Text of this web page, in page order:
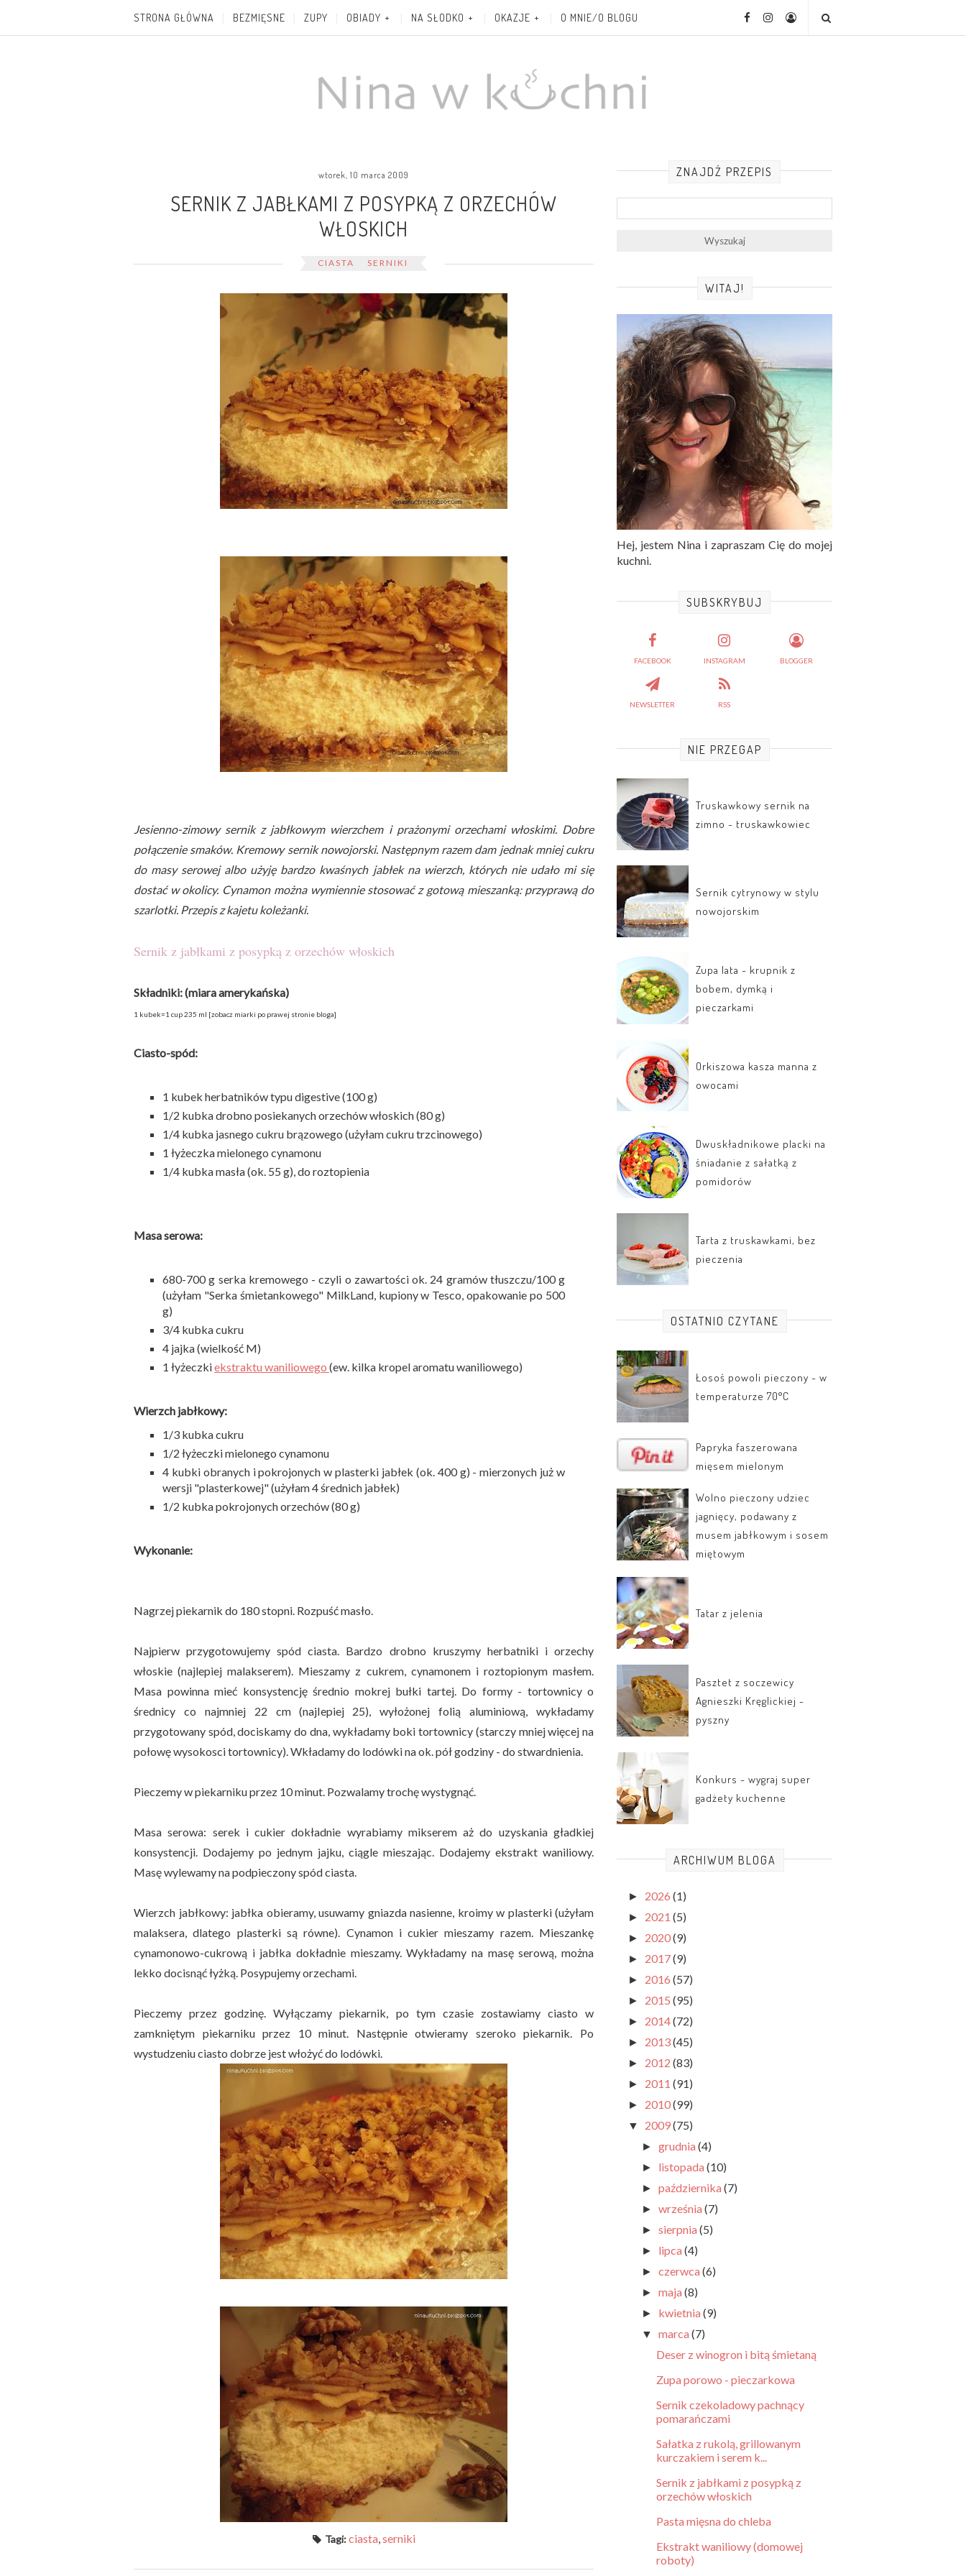
STRONA GŁÓWNA BEZMIĘSNE ZUPY OBIADY NA SŁODKO OKAZJE O MNIE/O BLOGU
wtorek, 10 marca 2009
SERNIK Z JABŁKAMI Z POSYPKĄ Z ORZECHÓW
WŁOSKICH
CIASTA SERNIKI
Jesienno-zimowy sernik z jabłkowym wierzchem i prażonymi orzechami włoskimi. Dobre
połączenie smaków. Kremowy sernik nowojorski. Następnym razem dam jednak mniej cukru
do masy serowej albo użyję bardzo kwaśnych jabłek na wierzch, których nie udało mi się
dostać w okolicy. Cynamon można wymiennie stosować z gotową mieszanką: przyprawą do
szarlotki. Przepis z kajetu koleżanki.
Sernik z jabłkami z posypką z orzechów włoskich
Składniki: (miara amerykańska)
1 kubek=1 cup 235 ml [zobacz miarki po prawej stronie bloga]
Ciasto-spód:
1 kubek herbatników typu digestive (100 g)
1/2 kubka drobno posiekanych orzechów włoskich (80 g)
1/4 kubka jasnego cukru brązowego (użyłam cukru trzcinowego)
1 łyżeczka mielonego cynamonu
1/4 kubka masła (ok. 55 g), do roztopienia
Masa serowa:
680-700 g serka kremowego - czyli o zawartości ok. 24 gramów tłuszczu/100 g
(użyłam "Serka śmietankowego" MilkLand, kupiony w Tesco, opakowanie po 500
g)
3/4 kubka cukru
4 jajka (wielkość M)
1 łyżeczkiekstraktu waniliowego (ew. kilka kropel aromatu waniliowego)
Wierzch jabłkowy:
1/3 kubka cukru
1/2 łyżeczki mielonego cynamonu
4 kubki obranych i pokrojonych w plasterki jabłek (ok. 400 g) - mierzonych już w
wersji "plasterkowej" (użyłam 4 średnich jabłek)
1/2 kubka pokrojonych orzechów (80 g)
Wykonanie:
Nagrzej piekarnik do 180 stopni. Rozpuść masło.
Najpierw przygotowujemy spód ciasta. Bardzo drobno kruszymy herbatniki i orzechy
włoskie (najlepiej malakserem). Mieszamy z cukrem, cynamonem i roztopionym masłem.
Masa powinna mieć konsystencję średnio mokrej bułki tartej. Do formy - tortownicy o
średnicy co najmniej 22 cm (najlepiej 25), wyłożonej folią aluminiową, wykładamy
przygotowany spód, dociskamy do dna, wykładamy boki tortownicy (starczy mniej więcej na
połowę wysokosci tortownicy). Wkładamy do lodówki na ok. pół godziny - do stwardnienia.
Pieczemy w piekarniku przez 10 minut. Pozwalamy trochę wystygnąć.
Masa serowa: serek i cukier dokładnie wyrabiamy mikserem aż do uzyskania gładkiej
konsystencji. Dodajemy po jednym jajku, ciągle mieszając. Dodajemy ekstrakt waniliowy.
Masę wylewamy na podpieczony spód ciasta.
Wierzch jabłkowy: jabłka obieramy, usuwamy gniazda nasienne, kroimy w plasterki (użyłam
malaksera, dlatego plasterki są równe). Cynamon i cukier mieszamy razem. Mieszankę
cynamonowo-cukrową i jabłka dokładnie mieszamy. Wykładamy na masę serową, można
lekko docisnąć łyżką. Posypujemy orzechami.
Pieczemy przez godzinę. Wyłączamy piekarnik, po tym czasie zostawiamy ciasto w
zamkniętym piekarniku przez 10 minut. Następnie otwieramy szeroko piekarnik. Po
wystudzeniu ciasto dobrze jest włożyć do lodówki.
Tagi: ciasta,serniki
ZNAJDŹ PRZEPIS
WITAJ!
Hej, jestem Nina i zapraszam Cię do mojej
kuchni.
SUBSKRYBUJ
FACEBOOK INSTAGRAM BLOGGER
NEWSLETTER RSS
NIE PRZEGAP
Truskawkowy sernik na
zimno - truskawkowiec
Sernik cytrynowy w stylu
nowojorskim
Zupa lata - krupnik z
bobem, dymką i
pieczarkami
Orkiszowa kasza manna z
owocami
Dwuskładnikowe placki na
śniadanie z sałatką z
pomidorów
Tarta z truskawkami, bez
pieczenia
OSTATNIO CZYTANE
Łosoś powoli pieczony - w
temperaturze 70°C
Papryka faszerowana
mięsem mielonym
Wolno pieczony udziec
jagnięcy, podawany z
musem jabłkowym i sosem
miętowym
Tatar z jelenia
Pasztet z soczewicy
Agnieszki Kręglickiej -
pyszny
Konkurs - wygraj super
gadżety kuchenne
ARCHIWUM BLOGA
► 2026 (1)
► 2021 (5)
► 2020(9)
► 2017(9)
► 2016 (57)
► 2015 (95)
► 2014(72)
► 2013(45)
► 2012 (83)
► 2011 (91)
► 2010(99)
▼ 2009(75)
►grudnia(4)
► listopada(10)
►października(7)
►września(7)
►sierpnia(5)
► lipca(4)
►czerwca(6)
►maja(8)
► kwietnia(9)
▼marca(7)
Deser z winogron i bitą śmietaną
Zupa porowo - pieczarkowa
Sernik czekoladowy pachnący
pomarańczami
Sałatka z rukolą, grillowanym
kurczakiem i serem k...
Sernik z jabłkami z posypką z
orzechów włoskich
Pasta mięsna do chleba
Ekstrakt waniliowy (domowej
roboty)